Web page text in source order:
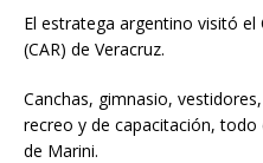
El estratega argentino visitó
(CAR) de Veracruz.
Canchas, gimnasio,
recreo y de capacitación,
de Marini.